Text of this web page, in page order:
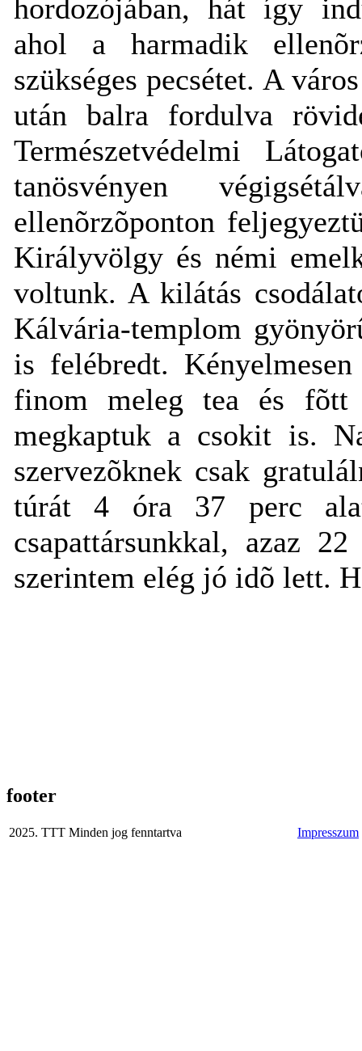
hordozójában, hát így
ahol a harmadik
szükséges pecsétet. A
után balra fordulva
Természetvédelmi
tanösvényen
ellenõrzõponton
Királyvölgy és némi
voltunk. A kilátás
Kálvária-templom
is felébredt.
finom meleg tea és fõtt
megkaptuk a csokit is.
szervezõknek csak
túrát 4 óra 37 perc
csapattársunkkal, azaz
szerintem elég jó idõ lett.
footer
2025. TTT Minden jog fenntartva Impresszum